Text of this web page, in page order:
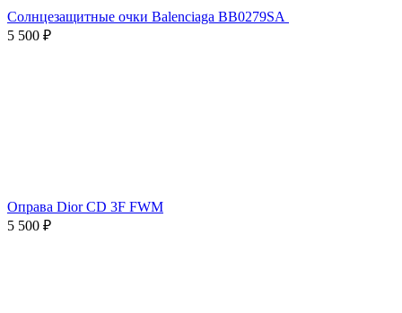
Солнцезащитные очки Balenciaga BB0279SA
5 500 ₽
Оправа Dior CD 3F FWM
5 500 ₽